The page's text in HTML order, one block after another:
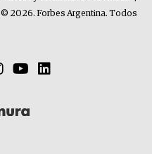
© 2026. Forbes Argentina. Todos